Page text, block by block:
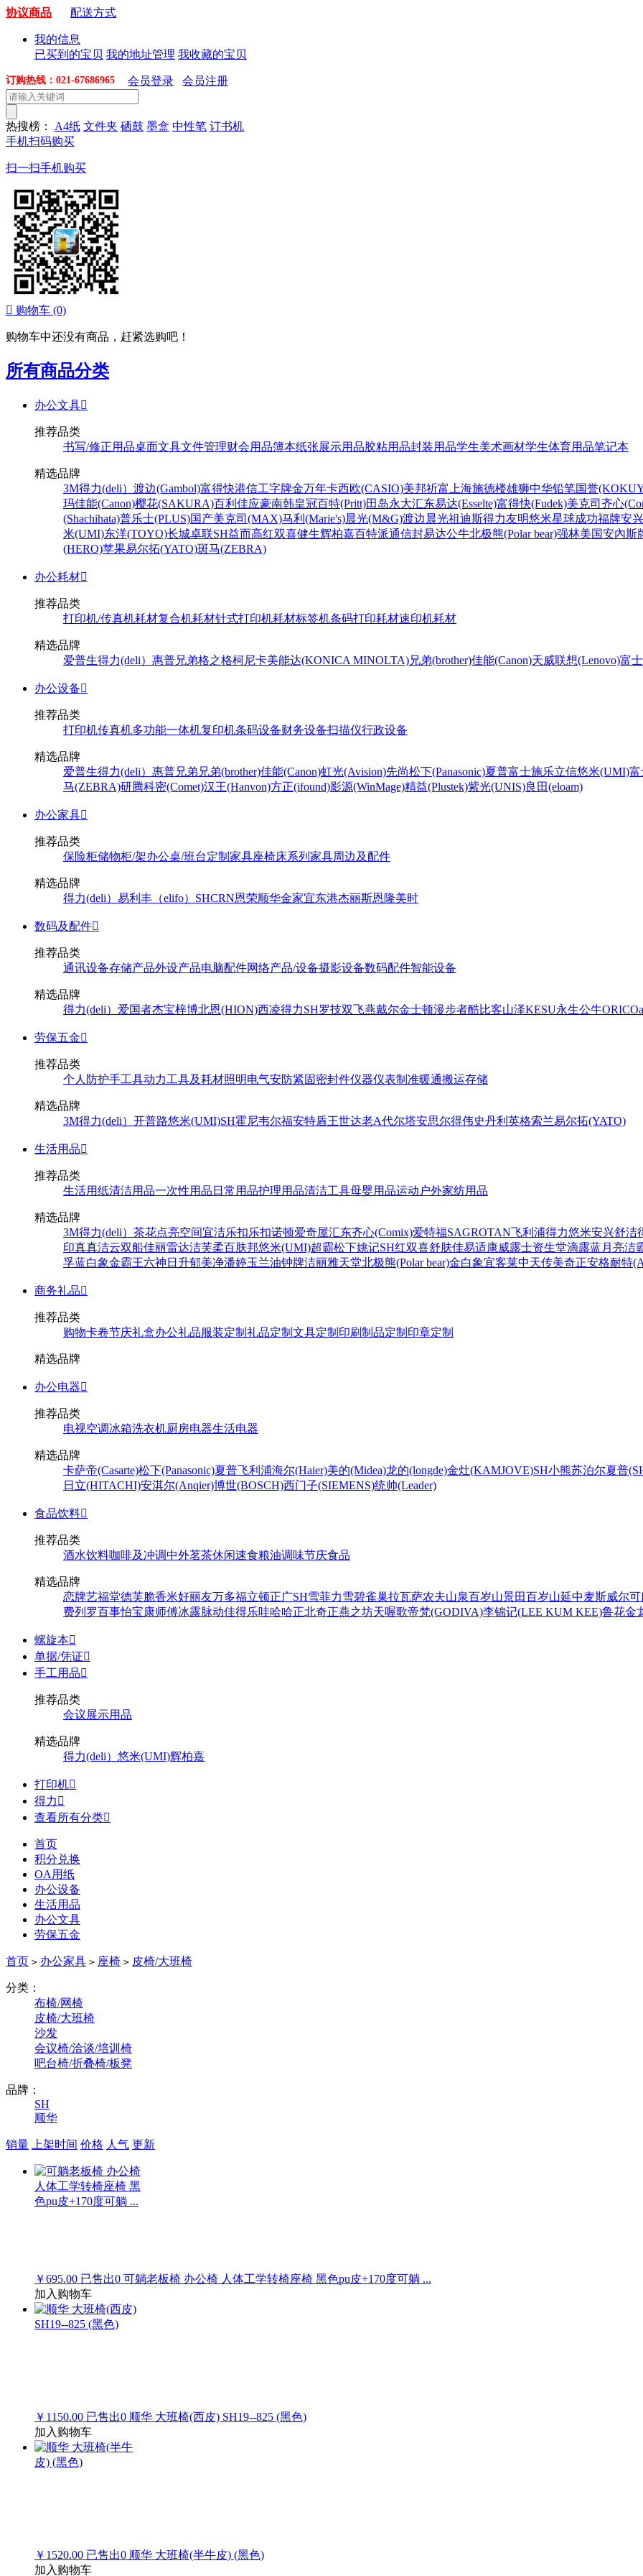
协议商品 配送方式
我的信息
已买到的宝贝 我的地址管理 我收藏的宝贝
订购热线：021-67686965 会员登录 会员注册
热搜榜： A4纸 文件夹 硒鼓 墨盒 中性笔 订书机
手机扫码购买
扫一扫手机购买
 购物车 (0)
购物车中还没有商品，赶紧选购吧！
所有商品分类
办公文具
推荐品类
书写/修正用品桌面文具文件管理财会用品簿本纸张展示用品胶粘用品封装用品学生美术画材学生体育用品笔记本
精选品牌
3M得力(deli） 渡边(Gambol)富得快港信工字牌金万年卡西欧(CASIO)美邦祈富 上海施德楼雄狮中华铅笔国誉
玛佳能(Canon)樱花(SAKURA)百利佳应豪南韩皇冠百特(Pritt)田岛永大汇东易达(Esselte)富得快(Fudek)美克司 齐心
(Shachihata)普乐士(PLUS)国产美克司(MAX)马利(Marie's)晨光(M&G)渡边 晨光祖迪斯得力友明悠米星球成功福牌安兴
米(UMI)东洋(TOYO)长城卓联SH益而高红双喜健生辉柏嘉百特派通信封易达公牛北极熊(Polar bear)强林美国安內斯
(HERO)苹果易尔拓(YATO)斑马(ZEBRA)
办公耗材
推荐品类
打印机/传真机耗材复合机耗材针式打印机耗材标签机条码打印耗材速印机耗材
精选品牌
爱普生得力(deli） 惠普兄弟格之格柯尼卡美能达(KONICA MINOLTA)兄弟(brother)佳能(Canon)天威联想(Lenovo)富
办公设备
推荐品类
打印机传真机多功能一体机复印机条码设备财务设备扫描仪行政设备
精选品牌
爱普生得力(deli） 惠普兄弟 兄弟(brother)佳能(Canon)虹光(Avision)先尚松下(Panasonic)夏普富士施乐立信悠米(UMI)富
马(ZEBRA)研腾科密(Comet)汉王(Hanvon)方正(ifound)影源(WinMage)精益(Plustek)紫光(UNIS)良田(eloam)
办公家具
推荐品类
保险柜储物柜/架办公桌/班台定制家具座椅床系列 家具周边及配件
精选品牌
得力(deli） 易利丰（elifo） SHCRN恩荣顺华金家宜东港杰丽斯恩隆美时
数码及配件
推荐品类
通讯设备存储产品外设产品电脑配件网络产品/设备摄影设备数码配件智能设备
精选品牌
得力(deli） 爱国者杰宝梓博北恩(HION)西凌得力SH罗技双飞燕戴尔金士顿漫步者酷比客山泽KESU永生公牛ORICO
劳保五金
推荐品类
个人防护手工具动力工具及耗材照明电气安防紧固密封件仪器仪表制准暖通搬运存储
精选品牌
3M得力(deli） 开普路悠米(UMI)SH霍尼韦尔福安特盾王世达老A代尔塔安思尔得伟史丹利 英格索兰易尔拓(YATO)
生活用品
推荐品类
生活用纸清洁用品一次性用品 日常用品护理用品清洁工具母婴用品运动户外家纺用品
精选品牌
3M得力(deli） 茶花点亮空间宜洁乐扣乐扣诺顿爱奇屋汇东齐心(Comix)爱特福SAGROTAN飞利浦得力悠米安兴舒洁
印真真洁云双船佳丽雷达洁芙柔百肤邦悠米(UMI)超霸松下姚记SH红双喜舒肤佳易适康威露士资生堂滴露蓝月亮洁
孚蓝白象金霸王六神 日升郁美净潘婷玉兰油钟牌洁丽雅天堂北极熊(Polar bear)金白象宜客莱中天传美奇正安格耐特
商务礼品
推荐品类
购物卡卷节庆礼盒办公礼品服装定制 礼品定制 文具定制 印刷制品定制 印章定制
精选品牌
办公电器
推荐品类
电视空调冰箱洗衣机厨房电器生活电器
精选品牌
卡萨帝(Casarte)松下(Panasonic)夏普飞利浦海尔(Haier)美的(Midea)龙的(longde)金灶(KAMJOVE)SH小熊苏泊尔夏普
日立(HITACHI)安淇尔(Anqier)博世(BOSCH)西门子(SIEMENS)统帅(Leader)
食品饮料
推荐品类
酒水饮料咖啡及冲调中外茗茶休闲速食粮油调味节庆食品
精选品牌
恋牌艺福堂德芙脆香米好丽友万多福立顿正广SH雪菲力雪碧雀巢拉瓦萨农夫山泉百岁山景田百岁山延中麦斯威尔可
费列罗百事怡宝康师傅冰露脉动佳得乐哇哈哈正北奇正燕之坊天喔歌帝梵(GODIVA)李锦记(LEE KUM KEE)鲁花金
螺旋本
单据/凭证
手工用品
推荐品类
会议展示用品
精选品牌
得力(deli） 悠米(UMI)辉柏嘉
打印机
得力 
查看所有分类
首页
积分兑换
OA用纸
办公设备
生活用品
办公文具
劳保五金
首页 > 办公家具 > 座椅 > 皮椅/大班椅
分类：
布椅/网椅
皮椅/大班椅
沙发
会议椅/洽谈/培训椅
吧台椅/折叠椅/板凳
品牌：
SH
顺华
销量 上架时间 价格 人气 更新
￥695.00 已售出0 可躺老板椅 办公椅 人体工学转椅座椅 黑色pu皮+170度可躺 ...
加入购物车
￥1150.00 已售出0 顺华 大班椅(西皮) SH19--825 (黑色)
加入购物车
￥1520.00 已售出0 顺华 大班椅(半牛皮) (黑色)
加入购物车